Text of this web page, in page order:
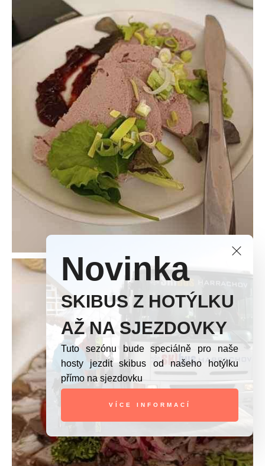
Novinka
SKIBUS Z HOTÝLKU
AŽ NA SJEZDOVKY
Tuto sezónu bude speciálně pro naše
hosty jezdit skibus od našeho hotýlku
přímo na sjezdovku
VÍCE INFORMACÍ